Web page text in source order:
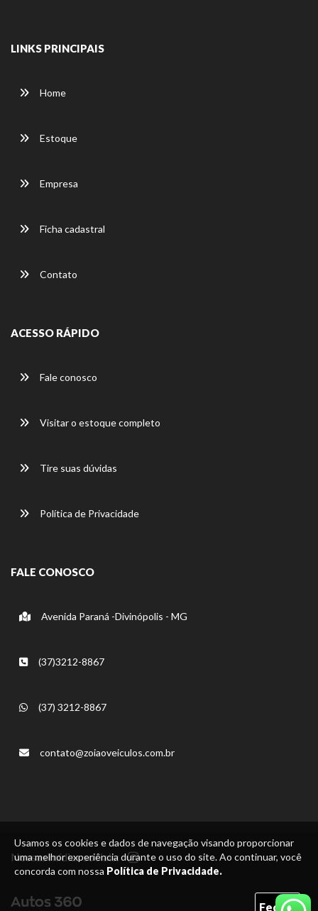
Usamos os cookies e dados de navegação visando proporcionar
uma melhor experiência durante o uso do site. Ao continuar, você
concorda com nossa Política de Privacidade.
Fechar
LINKS PRINCIPAIS
Home
Estoque
Empresa
Ficha cadastral
Contato
ACESSO RÁPIDO
Fale conosco
Visitar o estoque completo
Tire suas dúvidas
Política de Privacidade
FALE CONOSCO
Avenida Paraná -Divinópolis - MG
(37)3212-8867
(37) 3212-8867
contato@zoiaoveiculos.com.br
Nossas mídias sociais: